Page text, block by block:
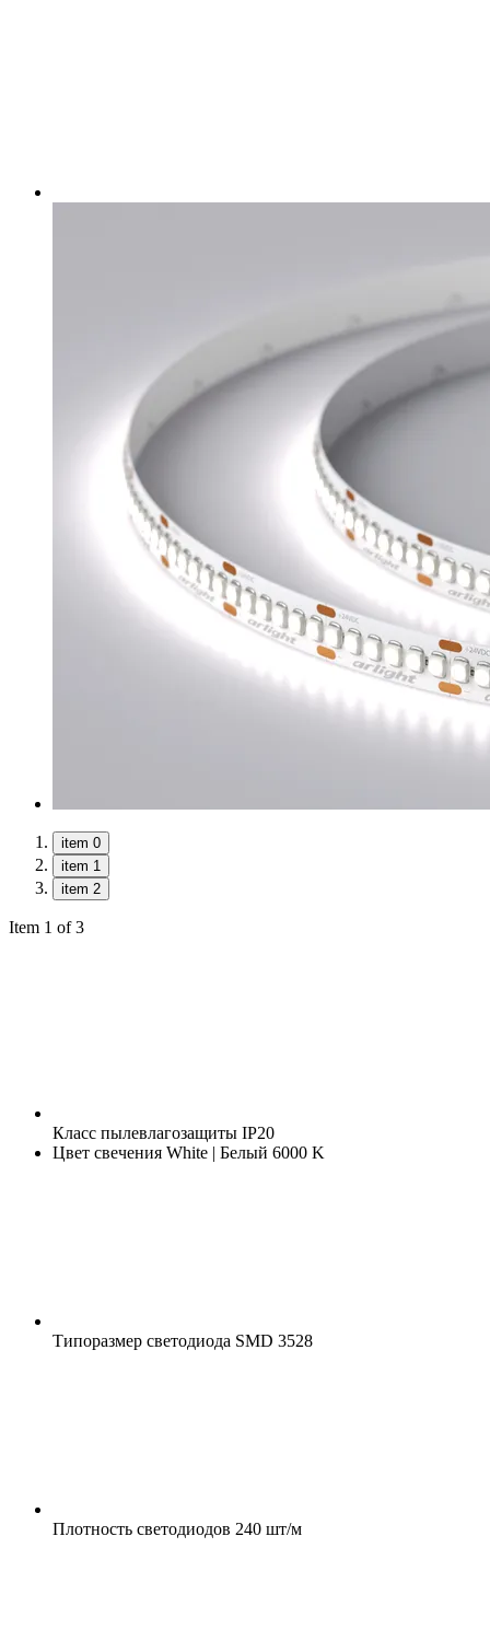
item 0
item 1
item 2
Item 1 of 3
Класс пылевлагозащиты IP20
Цвет свечения White | Белый 6000 K
Типоразмер светодиода SMD 3528
Плотность светодиодов 240 шт/м